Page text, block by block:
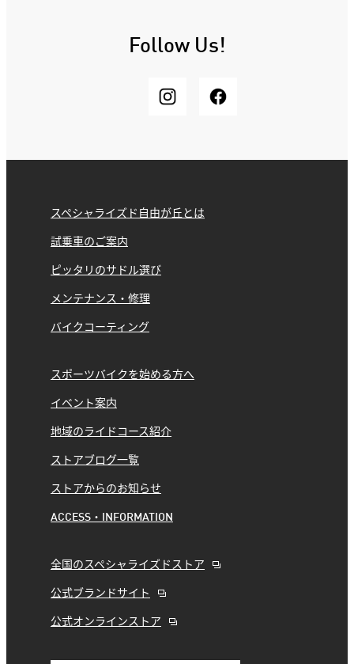
Follow Us!
スペシャライズド自由が丘とは
試乗車のご案内
ピッタリのサドル選び
メンテナンス・修理
バイクコーティング
スポーツバイクを始める方へ
イベント案内
地域のライドコース紹介
ストアブログ一覧
ストアからのお知らせ
ACCESS・INFORMATION
全国のスペシャライズドストア
公式ブランドサイト
公式オンラインストア